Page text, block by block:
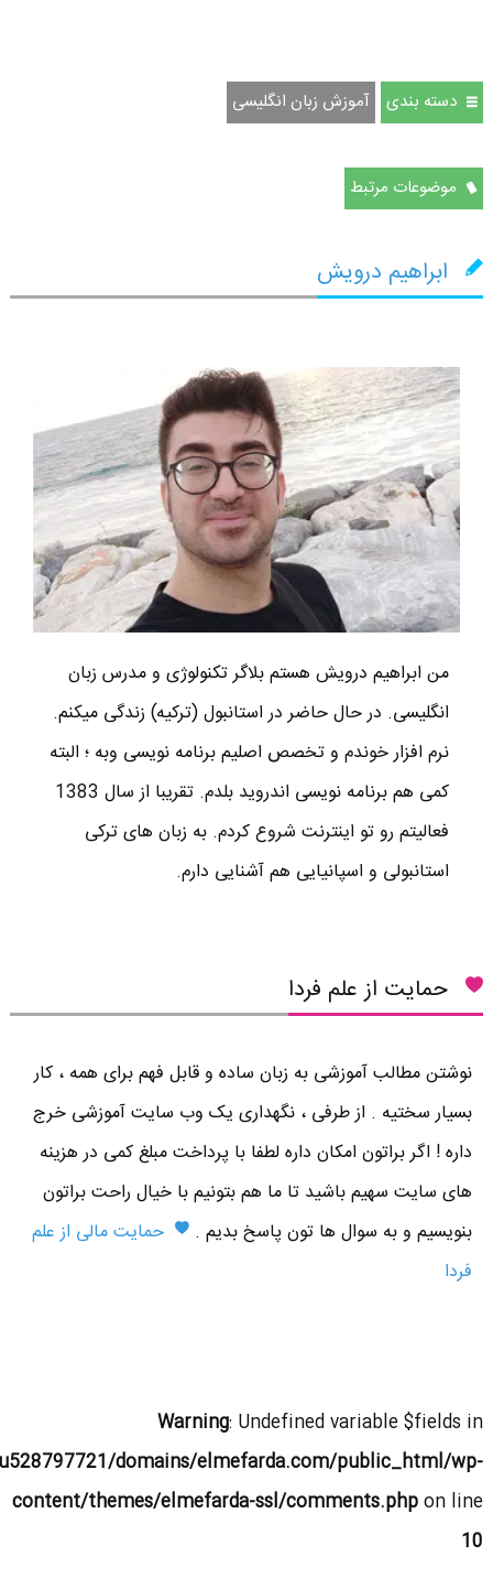
دسته بندی آموزش زبان انگلیسی
موضوعات مرتبط
ابراهیم درویش
من ابراهیم درویش هستم بلاگر تکنولوژی و مدرس زبان
انگلیسی. در حال حاضر در استانبول (ترکیه) زندگی میکنم.
نرم افزار خوندم و تخصص اصلیم برنامه نویسی وبه ؛ البته
کمی هم برنامه نویسی اندروید بلدم. تقریبا از سال 1383
فعالیتم رو تو اینترنت شروع کردم. به زبان های ترکی
استانبولی و اسپانیایی هم آشنایی دارم.
حمایت از علم فردا
نوشتن مطالب آموزشی به زبان ساده و قابل فهم برای همه ، کار
بسیار سختیه . از طرفی ، نگهداری یک وب سایت آموزشی خرج
داره ! اگر براتون امکان داره لطفا با پرداخت مبلغ کمی در هزینه
های سایت سهیم باشید تا ما هم بتونیم با خیال راحت براتون
بنویسیم و به سوال ها تون پاسخ بدیم .
حمایت مالی از علم
فردا
Warning: Undefined variable $fields in
domains/elmefarda.com/public_html/wp-
content/themes/elmefarda-ssl/comments.phpon line
10